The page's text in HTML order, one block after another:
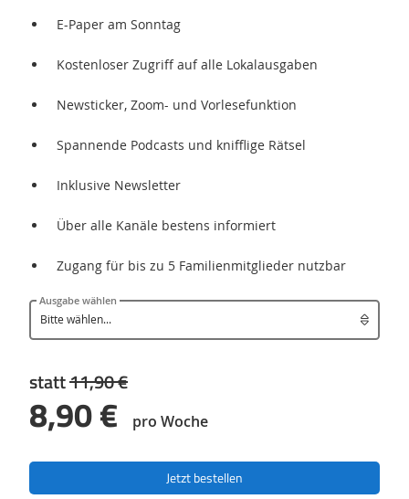
E-Paper am Sonntag
Kostenloser Zugriff auf alle Lokalausgaben
Newsticker, Zoom- und Vorlesefunktion
Spannende Podcasts und knifflige Rätsel
Inklusive Newsletter
Über alle Kanäle bestens informiert
Zugang für bis zu 5 Familienmitglieder nutzbar
Ausgabe wählen
statt11,90 €
8,90 € pro Woche
Jetzt bestellen